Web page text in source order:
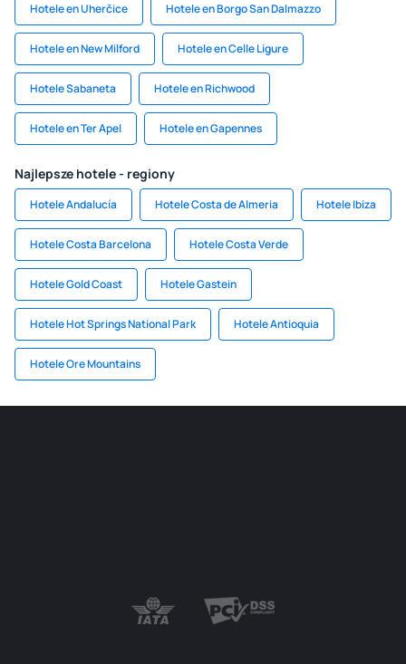
Hotele en Uherčice Hotele en Borgo San Dalmazzo
Hotele en New Milford Hotele en Celle Ligure
Hotele Sabaneta Hotele en Richwood
Hotele en Ter Apel Hotele en Gapennes
Najlepsze hotele - regiony
Hotele Andalucía Hotele Costa de Almeria Hotele Ibiza
Hotele Costa Barcelona Hotele Costa Verde
Hotele Gold Coast Hotele Gastein
Hotele Hot Springs National Park Hotele Antioquia
Hotele Ore Mountains